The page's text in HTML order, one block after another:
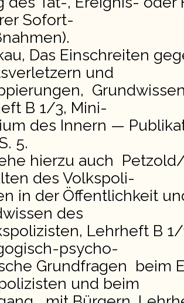
Sofort-
Das Einschreiten
und
B 1/3, Mini-
des Innern —
5.
hierzu auch
des Volkspoli-
in der Öffentlichkeit
des
Lehrheft B
psycho-
Grundfragen beim
und beim